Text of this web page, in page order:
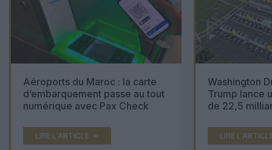
Aéroports du Maroc : la carte
d’embarquement passe au tout
numérique avec Pax Check
LIRE L'ARTICLE
Washington
Trump lance
de 22,5
LIRE